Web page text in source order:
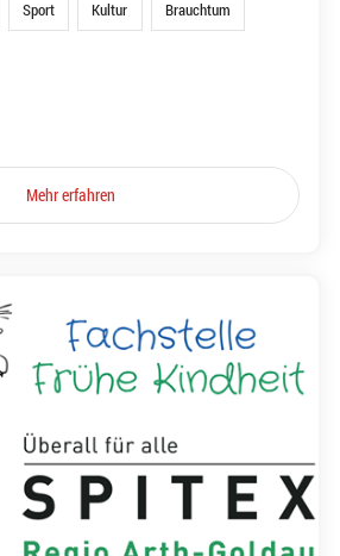
Sport Kultur Brauchtum
Mehr erfahren